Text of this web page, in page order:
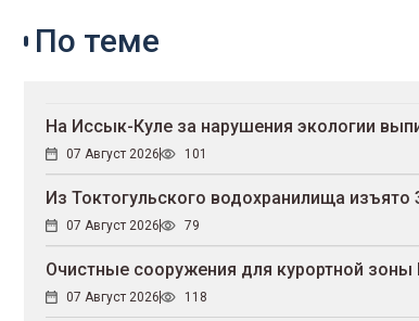
По теме
На Иссык-Куле за нарушения экологии
07 Август 2026 101
Из Токтогульского водохранилища
07 Август 2026 79
Очистные сооружения для курортной зоны
07 Август 2026 118